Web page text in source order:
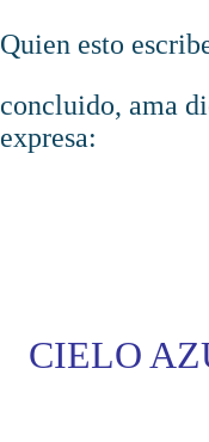
Quien esto
concluido, ama
expresa:
CIELO